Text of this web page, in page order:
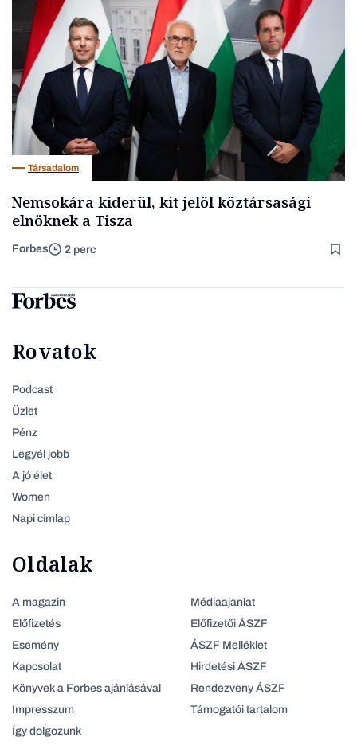
Társadalom
Nemsokára kiderül, kit jelöl köztársasági
elnöknek a Tisza
Forbes 2 perc
Rovatok
Podcast
Üzlet
Pénz
Legyél jobb
A jó élet
Women
Napi címlap
Oldalak
A magazin
Előfizetés
Esemény
Kapcsolat
Könyvek a Forbes ajánlásával
Impresszum
Így dolgozunk
Médiaajanlat
Előfizetői ÁSZF
ÁSZF Melléklet
Hirdetési ÁSZF
Rendezveny ÁSZF
Támogatói tartalom